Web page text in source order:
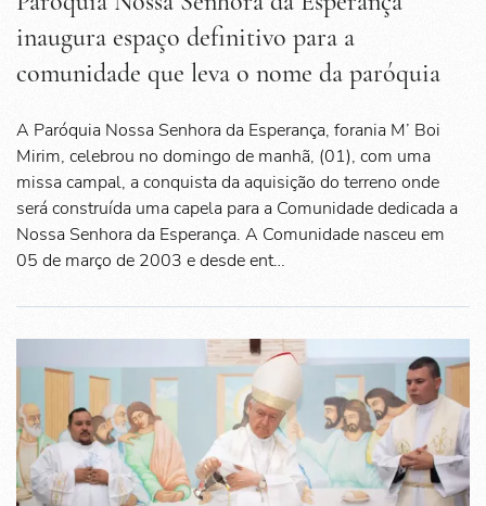
inaugura espaço definitivo para a
comunidade que leva o nome da paróquia
A Paróquia Nossa Senhora da Esperança, forania M’ Boi
Mirim, celebrou no domingo de manhã, (01), com uma
missa campal, a conquista da aquisição do terreno onde
será construída uma capela para a Comunidade dedicada a
Nossa Senhora da Esperança. A Comunidade nasceu em
05 de março de 2003 e desde ent…